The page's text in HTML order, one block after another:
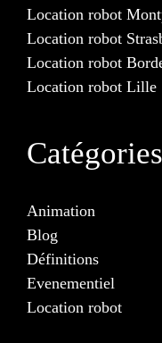
Location robot
Location robot
Location robot
Location robot Lille
Catégories
Animation
Blog
Définitions
Evenementiel
Location robot